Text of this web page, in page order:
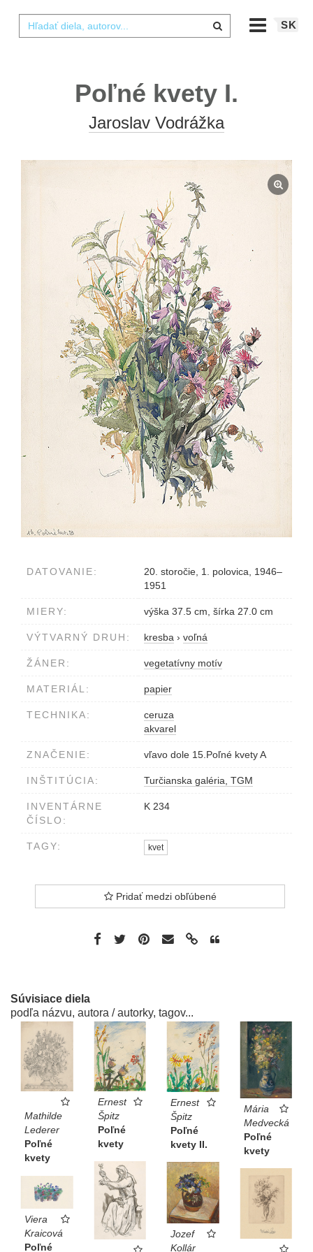
SK
Poľné kvety I.
Jaroslav Vodrážka
DATOVANIE:
20. storočie, 1. polovica, 1946–
1951
MIERY: výška 37.5 cm, šírka 27.0 cm
VÝTVARNÝ DRUH: kresba › voľná
ŽÁNER: vegetatívny motív
MATERIÁL: papier
TECHNIKA:
ceruza
akvarel
ZNAČENIE: vľavo dole 15.Poľné kvety A
INŠTITÚCIA: Turčianska galéria, TGM
INVENTÁRNE
ČÍSLO:
K 234
TAGY: kvet
Pridať medzi obľúbené
Súvisiace diela
podľa názvu, autora / autorky, tagov...
Mathilde
Lederer
Poľné
kvety
Ernest
Špitz
Poľné
kvety
Ernest
Špitz
Poľné
kvety II.
Mária
Medvecká
Poľné
kvety
Jozef
Kollár
Viera
Kraicová
Poľné